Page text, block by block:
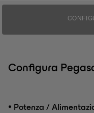
Configura
• Potenza /